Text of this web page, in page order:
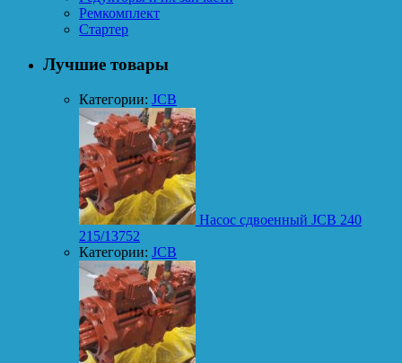
Ремкомплект
Стартер
Лучшие товары
Категории: JCB
Насос сдвоенный JCB 240
215/13752
Категории: JCB